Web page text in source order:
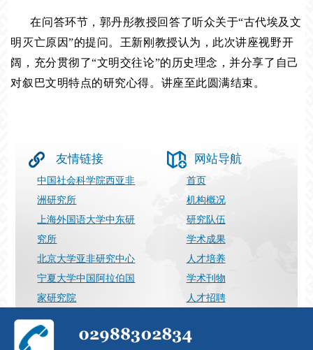
在问答环节，郭丹彤教授回答了听众关于“古代埃及文
明灭亡原因”的提问。王新刚教授认为，此次讲座视野开
阔，充分贯彻了“文明交往论”的历史理念，并分享了自己
对叙巴文明特点的研究心得。讲座至此圆满结束。
友情链接
中国社会科学院西亚非
洲研究所
上海外国语大学中东研
究所
北京大学亚非研究中心
宁夏大学中国阿拉伯国
家研究院
上海国际问题研究院
网站导航
首页
机构概况
研究队伍
学术成果
人才培养
学术刊物
人才招聘